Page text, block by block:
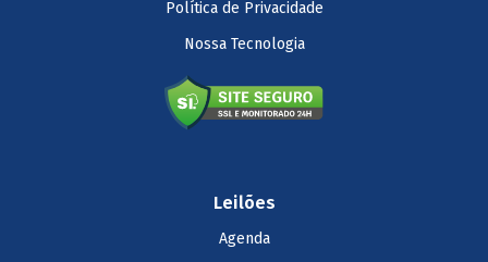
Política de Privacidade
Nossa Tecnologia
Leilões
Agenda